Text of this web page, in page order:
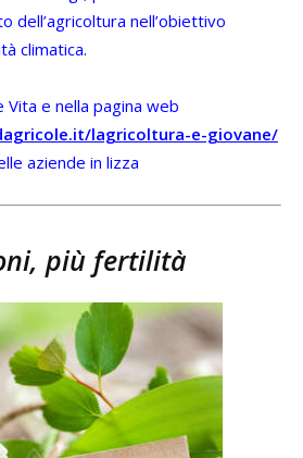
dell’agricoltura nell’obiettivo
climatica.
Vita e nella pagina web
lagricoltura-e-giovane/
aziende in lizza
più fertilità